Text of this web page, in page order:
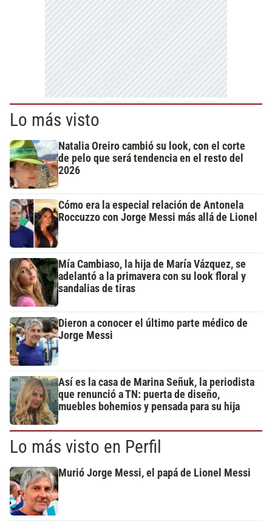
Lo más visto
Natalia Oreiro cambió su look, con el corte
de pelo que será tendencia en el resto del
2026
Cómo era la especial relación de Antonela
Roccuzzo con Jorge Messi más allá de Lionel
Mía Cambiaso, la hija de María Vázquez, se
adelantó a la primavera con su look floral y
sandalias de tiras
Dieron a conocer el último parte médico de
Jorge Messi
Así es la casa de Marina Señuk, la periodista
que renunció a TN: puerta de diseño,
muebles bohemios y pensada para su hija
Lo más visto en Perfil
Murió Jorge Messi, el papá de Lionel Messi